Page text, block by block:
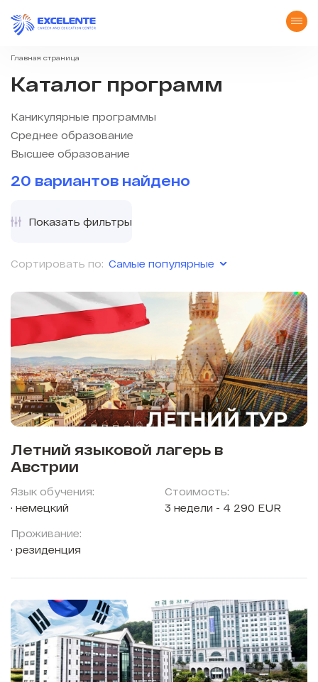
Главная страница
Каталог программ
Каникулярные программы
Среднее образование
Высшее образование
20 вариантов найдено
Сортировать по: Самые популярные
Показать фильтры
Летний языковой лагерь в
Австрии
Язык обучения:
немецкий
Проживание:
резиденция
Стоимость:
3 недели - 4 290 EUR